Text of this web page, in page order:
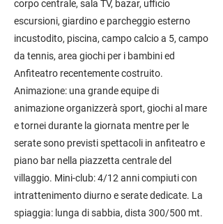
corpo centrale, sala TV, bazar, ufficio
escursioni, giardino e parcheggio esterno
incustodito, piscina, campo calcio a 5, campo
da tennis, area giochi per i bambini ed
Anfiteatro recentemente costruito.
Animazione: una grande equipe di
animazione organizzerà sport, giochi al mare
e tornei durante la giornata mentre per le
serate sono previsti spettacoli in anfiteatro e
piano bar nella piazzetta centrale del
villaggio. Mini-club: 4/12 anni compiuti con
intrattenimento diurno e serate dedicate. La
spiaggia: lunga di sabbia, dista 300/500 mt.